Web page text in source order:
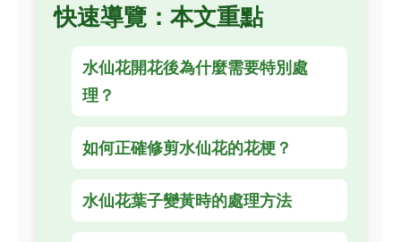
快速導覽：本文重點
水仙花開花後為什麼需要特別處
理？
如何正確修剪水仙花的花梗？
水仙花葉子變黃時的處理方法